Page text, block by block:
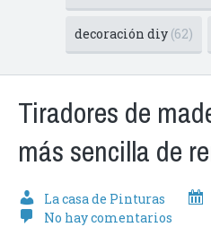
decoración diy (62)
Tiradores de
más sencilla de
La casa de Pinturas
No hay comentarios